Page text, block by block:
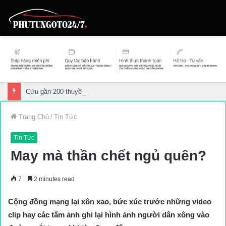
Cứu gần 200 thuyền viên gặp sự cố trên biển
Trang Chủ / Tin Tức
Tin Tức
May mà thần chết ngủ quên?
7 2 minutes read
Cộng đồng mạng lại xôn xao, bức xúc trước những video
clip hay các tấm ảnh ghi lại hình ảnh người dân xông vào